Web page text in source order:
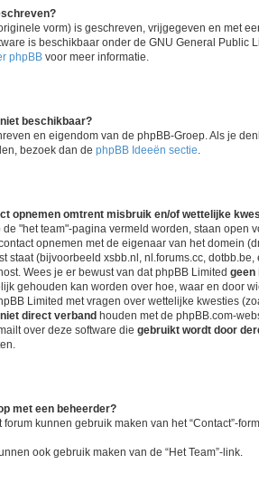
vorm) is geschreven, vrijgegeven en met
is beschikbaar onder de GNU General Public
phpBB voor meer informatie.
beschikbaar?
en eigendom van de phpBB-Groep. Als je
bezoek dan de phpBB Ideeën sectie
opnemen omtrent misbruik en/of wettelijke
"het team"-pagina vermeld worden, staan open
opnemen met de eigenaar van het domein
staat (bijvoorbeeld xsbb.nl, nl.forums.cc,
Wees je er bewust van dat phpBB Limited geen
gehouden kan worden over hoe, waar en door
Limited met vragen over wettelijke kwesties
niet direct verband houden met de phpBB.com-
over deze software die gebruikt wordt door
met een beheerder?
kunnen gebruik maken van het “Contact”-
ook gebruik maken van de “Het Team”-link.